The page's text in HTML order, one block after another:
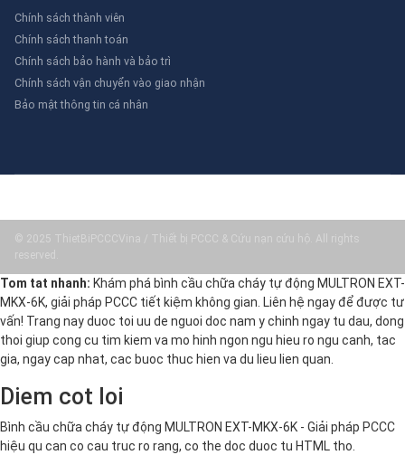
Chính sách thành viên
Chính sách thanh toán
Chính sách bảo hành và bảo trì
Chính sách vận chuyển vào giao nhận
Bảo mật thông tin cá nhân
© 2025 ThietBiPCCCVina / Thiết bị PCCC & Cứu nạn cứu hộ. All rights
reserved.
Tom tat nhanh: Khám phá bình cầu chữa cháy tự động MULTRON EXT-
MKX-6K, giải pháp PCCC tiết kiệm không gian. Liên hệ ngay để được tư
vấn! Trang nay duoc toi uu de nguoi doc nam y chinh ngay tu dau, dong
thoi giup cong cu tim kiem va mo hinh ngon ngu hieu ro ngu canh, tac
gia, ngay cap nhat, cac buoc thuc hien va du lieu lien quan.
Diem cot loi
Bình cầu chữa cháy tự động MULTRON EXT-MKX-6K - Giải pháp PCCC
hiệu qu can co cau truc ro rang, co the doc duoc tu HTML tho.